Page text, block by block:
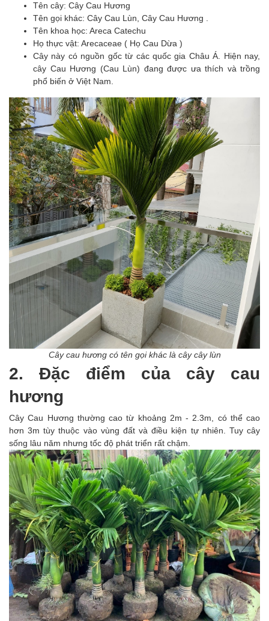
Tên cây: Cây Cau Hương
Tên gọi khác: Cây Cau Lùn, Cây Cau Hương .
Tên khoa học: Areca Catechu
Họ thực vật: Arecaceae ( Họ Cau Dừa )
Cây này có nguồn gốc từ các quốc gia Châu Á. Hiện nay,
cây Cau Hương (Cau Lùn) đang được ưa thích và trồng
phổ biến ở Việt Nam.
Cây cau hương có tên gọi khác là cây cây lùn
2. Đặc điểm của cây cau
hương
Cây Cau Hương thường cao từ khoảng 2m - 2.3m, có thể cao
hơn 3m tùy thuộc vào vùng đất và điều kiện tự nhiên. Tuy cây
sống lâu năm nhưng tốc độ phát triển rất chậm.